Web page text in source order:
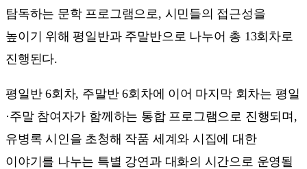
탐독하는 문학 프로그램으로, 시민들의 접근성을
높이기 위해 평일반과 주말반으로 나누어 총 13회차로
진행된다.
평일반 6회차, 주말반 6회차에 이어 마지막 회차는 평일
·주말 참여자가 함께하는 통합 프로그램으로 진행되며,
유병록 시인을 초청해 작품 세계와 시집에 대한
이야기를 나누는 특별 강연과 대화의 시간으로 운영될